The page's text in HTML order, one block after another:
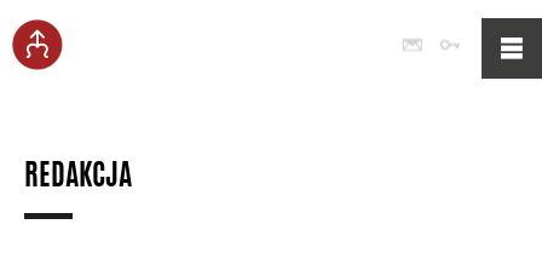
Poczta
REDAKCJA